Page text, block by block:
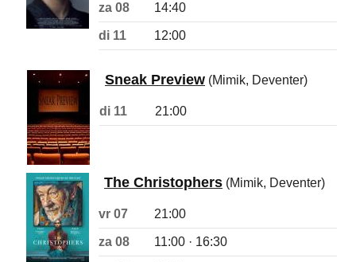
za 08 14:40
di 11 12:00
Sneak Preview (Mimik, Deventer)
di 11 21:00
The Christophers (Mimik, Deventer)
vr 07 21:00
za 08 11:00 · 16:30